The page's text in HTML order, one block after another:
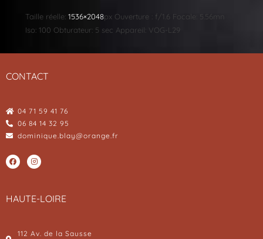
Taille réelle: 1536×2048px Ouverture : f/1.6
Focale: 5.56mn
Iso: 100 Obturateur: 5 sec Appareil: VOG-L29
CONTACT
04 71 59 41 76
06 84 14 32 95
dominique.blay@orange.fr
HAUTE-LOIRE
112 Av. de la Sausse